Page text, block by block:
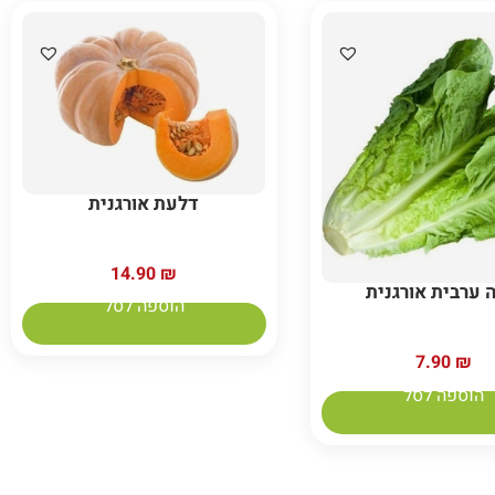
ערבית אורגנית
7.90 ₪
הוספה לסל
דלעת אורגנית
14.90 ₪
הוספה לסל